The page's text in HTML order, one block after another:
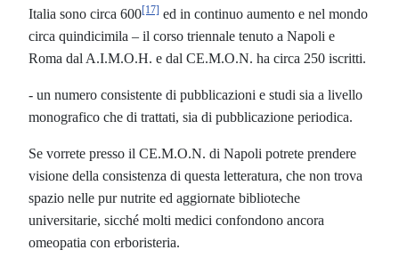
Italia sono circa 600[17] ed in continuo aumento e nel mondo
circa quindicimila – il corso triennale tenuto a Napoli e
Roma dal A.I.M.O.H. e dal CE.M.O.N. ha circa 250 iscritti.
- un numero consistente di pubblicazioni e studi sia a livello
monografico che di trattati, sia di pubblicazione periodica.
Se vorrete presso il CE.M.O.N. di Napoli potrete prendere
visione della consistenza di questa letteratura, che non trova
spazio nelle pur nutrite ed aggiornate biblioteche
universitarie, sicché molti medici confondono ancora
omeopatia con erboristeria.